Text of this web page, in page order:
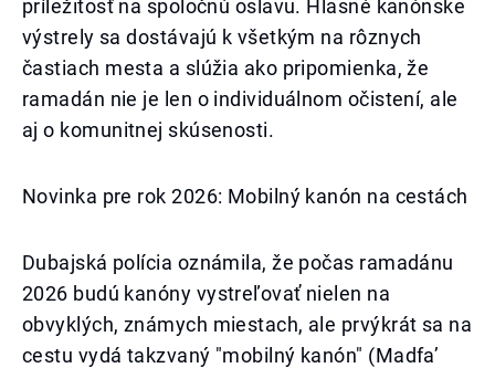
príležitosť na spoločnú oslavu. Hlasné kanónske
výstrely sa dostávajú k všetkým na rôznych
častiach mesta a slúžia ako pripomienka, že
ramadán nie je len o individuálnom očistení, ale
aj o komunitnej skúsenosti.
Novinka pre rok 2026: Mobilný kanón na cestách
Dubajská polícia oznámila, že počas ramadánu
2026 budú kanóny vystreľovať nielen na
obvyklých, známych miestach, ale prvýkrát sa na
cestu vydá takzvaný "mobilný kanón" (Madfa’